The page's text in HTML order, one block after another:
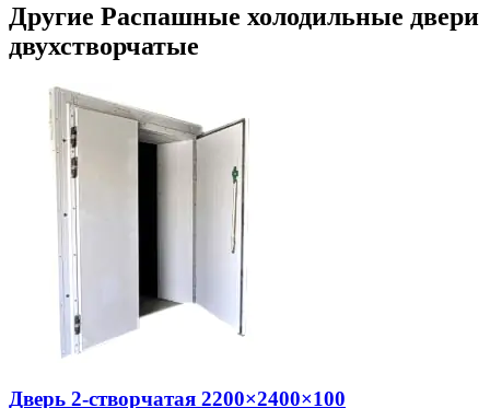
Другие Распашные холодильные двери
двухстворчатые
Дверь 2-створчатая 2200×2400×100